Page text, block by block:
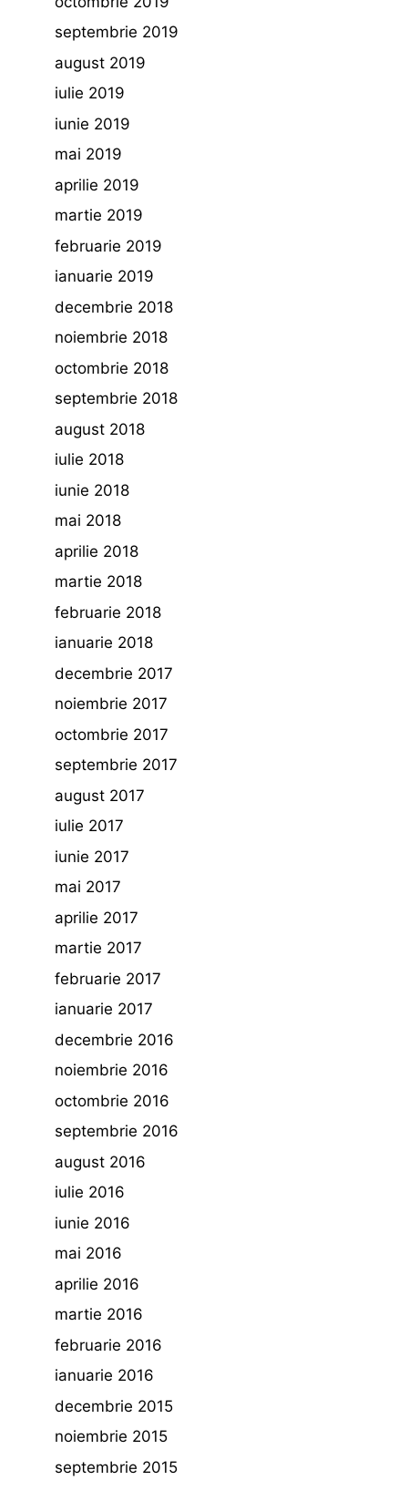
septembrie 2019
august 2019
iulie 2019
iunie 2019
mai 2019
aprilie 2019
martie 2019
februarie 2019
ianuarie 2019
decembrie 2018
noiembrie 2018
octombrie 2018
septembrie 2018
august 2018
iulie 2018
iunie 2018
mai 2018
aprilie 2018
martie 2018
februarie 2018
ianuarie 2018
decembrie 2017
noiembrie 2017
octombrie 2017
septembrie 2017
august 2017
iulie 2017
iunie 2017
mai 2017
aprilie 2017
martie 2017
februarie 2017
ianuarie 2017
decembrie 2016
noiembrie 2016
octombrie 2016
septembrie 2016
august 2016
iulie 2016
iunie 2016
mai 2016
aprilie 2016
martie 2016
februarie 2016
ianuarie 2016
decembrie 2015
noiembrie 2015
septembrie 2015